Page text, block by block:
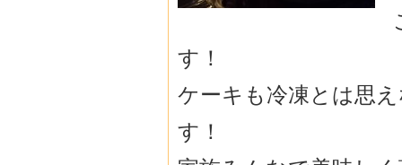
す！
ケーキも冷凍とは思
す！